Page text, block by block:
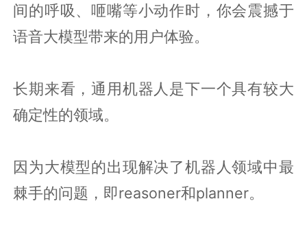
间的呼吸、咂嘴等小动作时，你会震撼于
语音大模型带来的用户体验。
长期来看，通用机器人是下一个具有较大
确定性的领域。
因为大模型的出现解决了机器人领域中最
棘手的问题，即reasoner和planner。